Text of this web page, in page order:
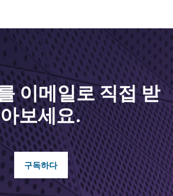
이메일로 직접 받
아보세요.
구독하다